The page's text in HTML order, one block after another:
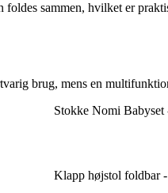
sammen, hvilket er
brug, mens en
Stokke Nomi
Klapp højstol foldbar